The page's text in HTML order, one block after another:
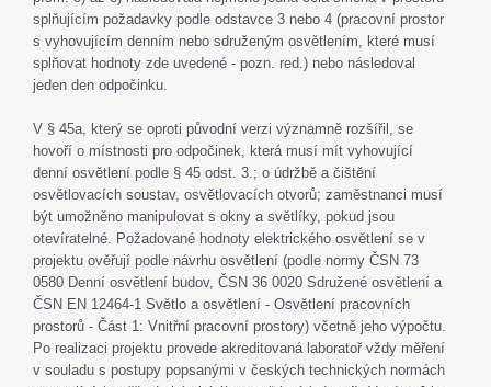
splňujícím požadavky podle odstavce 3 nebo 4 (pracovní prostor
s vyhovujícím denním nebo sdruženým osvětlením, které musí
splňovat hodnoty zde uvedené - pozn. red.) nebo následoval
jeden den odpočinku.
V § 45a, který se oproti původní verzi významně rozšířil, se
hovoří o místnosti pro odpočinek, která musí mít vyhovující
denní osvětlení podle § 45 odst. 3.; o údržbě a čištění
osvětlovacích soustav, osvětlovacích otvorů; zaměstnanci musí
být umožněno manipulovat s okny a světlíky, pokud jsou
otevíratelné. Požadované hodnoty elektrického osvětlení se v
projektu ověřují podle návrhu osvětlení (podle normy ČSN 73
0580 Denní osvětlení budov, ČSN 36 0020 Sdružené osvětlení a
ČSN EN 12464-1 Světlo a osvětlení - Osvětlení pracovních
prostorů - Část 1: Vnitřní pracovní prostory) včetně jeho výpočtu.
Po realizaci projektu provede akreditovaná laboratoř vždy měření
v souladu s postupy popsanými v českých technických normách